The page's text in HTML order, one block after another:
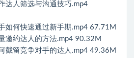
达人筛选与沟通技巧.mp4
如何快速通过新手期.mp4 67.71M
邀约达人的方法.mp4 90.32M
截留竞争对手的达人.mp4 49.36M